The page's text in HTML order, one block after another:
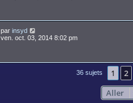
par insyd
ven. oct. 03, 2014 8:02 pm
36 sujets 1 2
Aller